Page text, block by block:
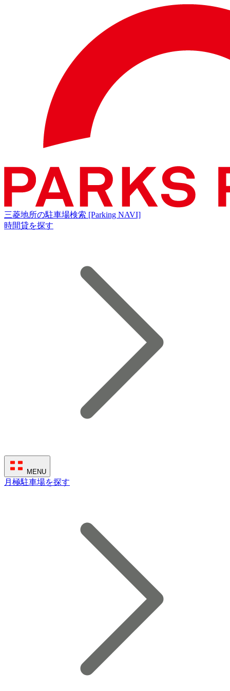
三菱地所の駐車場検索 [Parking NAVI]
時間貸を探す
MENU
月極駐車場を探す